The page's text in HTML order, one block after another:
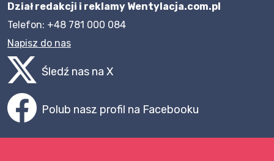
Dział redakcji i reklamy Wentylacja.com.pl
Telefon: +48 781 000 084
Napisz do nas
Śledź nas na X
Polub nasz profil na Facebooku